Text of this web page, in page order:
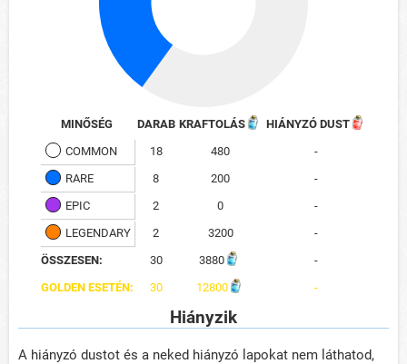
MINŐSÉG DARAB KRAFTOLÁS
HIÁNYZÓ DUST
COMMON
18 480
-
RARE
8 200
-
EPIC
2 0
-
LEGENDARY
2 3200
-
ÖSSZESEN:
30 3880
-
GOLDEN ESETÉN:
30 12800 -
Hiányzik
A hiányzó dustot és a neked hiányzó lapokat nem láthatod,